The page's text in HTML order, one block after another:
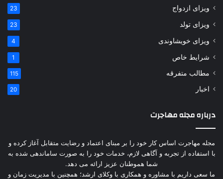
ویزای ازدواج 23
ویزای تولد 23
ویزای خویشاوندی 4
شرایط خاص 1
مطالب متفرقه 115
اخبار 20
درباره مجله مهاجرت
مجله مهاجرت اساس کار خود را بر مبنای اعتماد و رضایت متقابل آغاز کرده و
با استفاده از تجربه و آگاهی لازم، خدمات خود را به صورت ساماندهی شده به
شما هموطنان عزیز ارائه می دهد.
ما سعی داریم با مشاوره و همکاری با وکلای ارشد؛ همچنین با مدیریت زمان و